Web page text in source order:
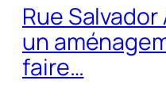
Rue
un
faire…